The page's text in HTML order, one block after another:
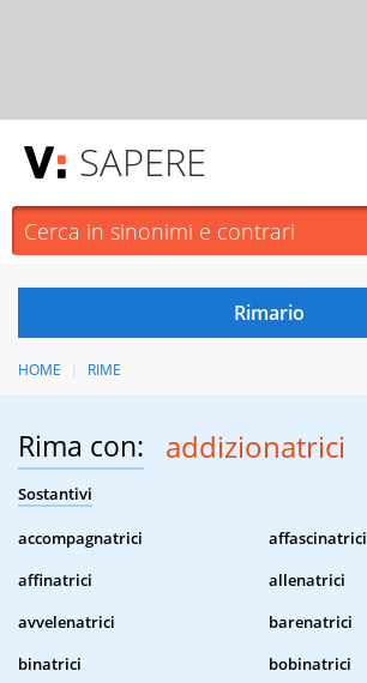
SAPERE
HOME RIME
Rima con: addizionatrici
Sostantivi
accompagnatrici
affascinatrici
affinatrici
allenatrici
avvelenatrici
barenatrici
binatrici
bobinatrici